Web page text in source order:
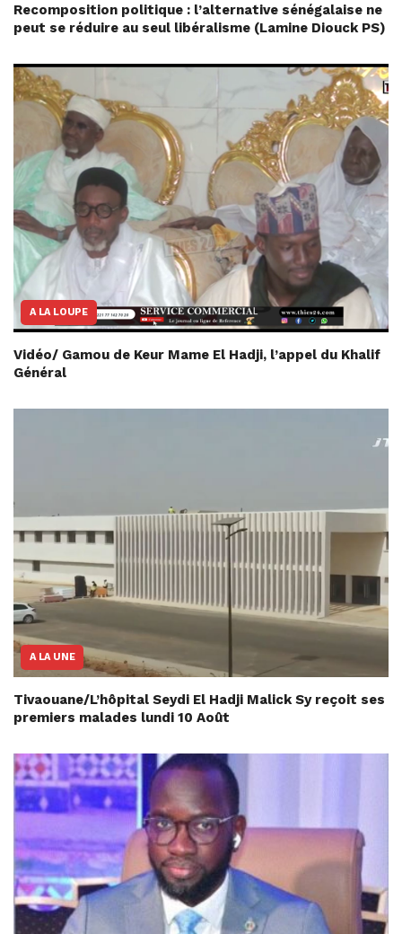
Recomposition politique : l’alternative sénégalaise ne
peut se réduire au seul libéralisme (Lamine Diouck PS)
A LA LOUPE
Vidéo/ Gamou de Keur Mame El Hadji, l’appel du Khalif
Général
A LA UNE
Tivaouane/L’hôpital Seydi El Hadji Malick Sy reçoit ses
premiers malades lundi 10 Août